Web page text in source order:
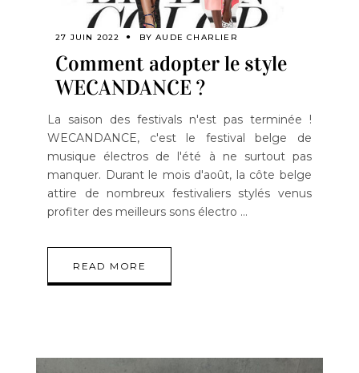
27 JUIN 2022 BYAUDE CHARLIER
Comment adopter le style
WECANDANCE ?
La saison des festivals n'est pas terminée !
WECANDANCE, c'est le festival belge de
musique électros de l'été à ne surtout pas
manquer. Durant le mois d'août, la côte belge
attire de nombreux festivaliers stylés venus
profiter des meilleurs sons électro
READ MORE